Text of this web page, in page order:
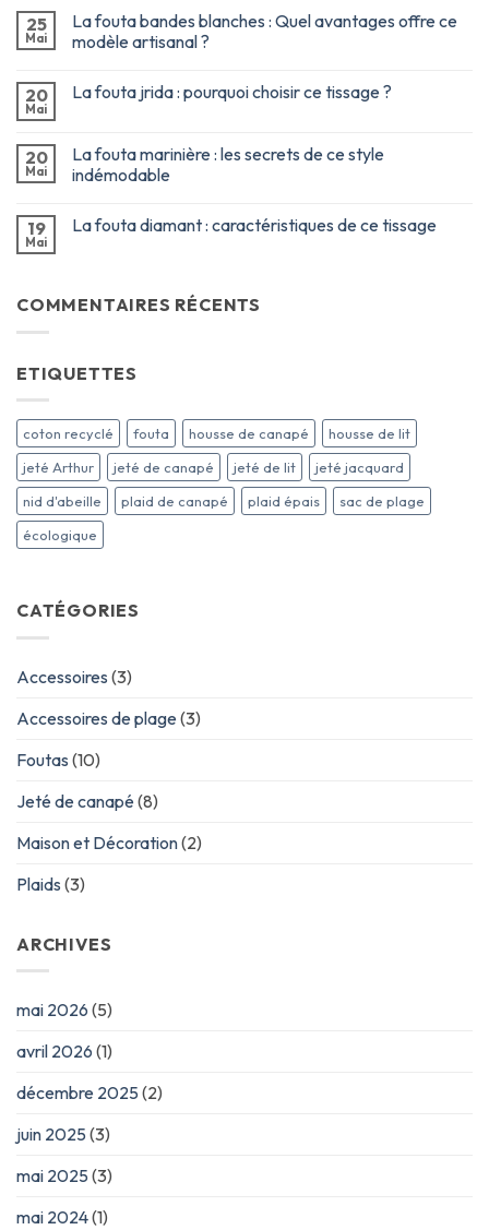
25
Mai
La fouta bandes blanches : Quel avantages offre ce
modèle artisanal ?
20
Mai
La fouta jrida : pourquoi choisir ce tissage ?
20
Mai
La fouta marinière : les secrets de ce style
indémodable
19
Mai
La fouta diamant : caractéristiques de ce tissage
COMMENTAIRES RÉCENTS
ETIQUETTES
coton recyclé fouta housse de canapé
housse de lit
jeté Arthur
jeté de canapé jeté de lit
jeté jacquard
nid d'abeille
plaid de canapé plaid épais
sac de plage
écologique
CATÉGORIES
Accessoires (3)
Accessoires de plage(3)
Foutas (10)
Jeté de canapé(8)
Maison et Décoration(2)
Plaids (3)
ARCHIVES
mai 2026 (5)
avril 2026 (1)
décembre 2025(2)
juin 2025(3)
mai 2025(3)
mai 2024(1)